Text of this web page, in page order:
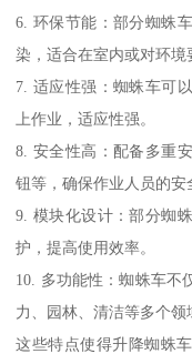
6. 环保节能：部分蜘蛛
染，适合在室内或对环境
7. 适应性强：蜘蛛车可
上作业，适应性强。
8. 安全性高：配备多重
钮等，确保作业人员的安
9. 模块化设计：部分蜘
护，提高使用效率。
10. 多功能性：蜘蛛车不
力、园林、清洁等多个领
这些特点使得升降蜘蛛